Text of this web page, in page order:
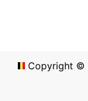
Copyright ©